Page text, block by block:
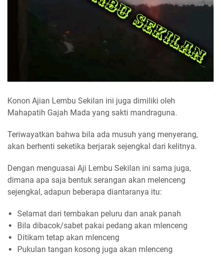
Konon Ajian Lembu Sekilan ini juga dimiliki oleh
Mahapatih Gajah Mada yang sakti mandraguna.
Teriwayatkan bahwa bila ada musuh yang menyerang,
akan berhenti seketika berjarak sejengkal dari kelitnya.
Dengan menguasai Aji Lembu Sekilan ini sama juga,
dimana apa saja bentuk serangan akan melenceng
sejengkal, adapun beberapa diantaranya itu:
Selamat dari tembakan peluru dan anak panah
Bila dibacok/sabet pakai pedang akan mlenceng
Ditikam tetap akan mlenceng
Pukulan tangan kosong juga akan mlenceng